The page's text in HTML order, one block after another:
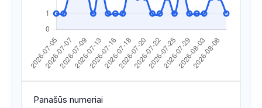
Apsilankyta ataskaitoje 2026/07/25 19:26
Apsilankyta ataskaitoje 2026/07/23 20:53
Apsilankyta ataskaitoje 2026/07/23 19:34
Panašūs numeriai